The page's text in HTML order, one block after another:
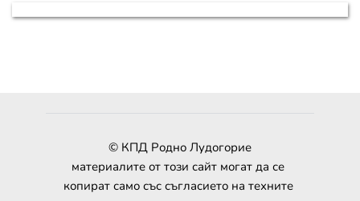
© КПД Родно Лудогорие
материалите от този сайт могат да се
копират само със съгласието на техните